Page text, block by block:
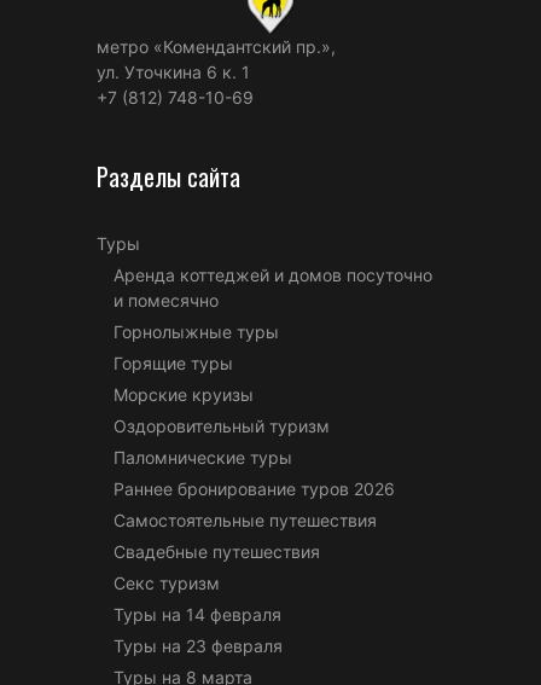
метро «Комендантский пр.»,
ул. Уточкина 6 к. 1
+7 (812) 748-10-69
Разделы сайта
Туры
Аренда коттеджей и домов посуточно
и помесячно
Горнолыжные туры
Горящие туры
Морские круизы
Оздоровительный туризм
Паломнические туры
Раннее бронирование туров 2026
Самостоятельные путешествия
Свадебные путешествия
Секс туризм
Туры на 14 февраля
Туры на 23 февраля
Туры на 8 марта